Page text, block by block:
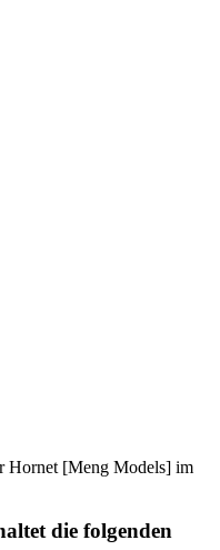
Hornet [Meng Models] im
die folgenden